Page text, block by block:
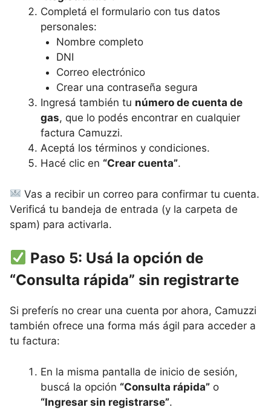
Completá el formulario con tus datos
personales:
Nombre completo
DNI
Correo electrónico
Crear una contraseña segura
Ingresá también tu número de cuenta de
gas, que lo podés encontrar en cualquier
factura Camuzzi.
Aceptá los términos y condiciones.
Hacé clic en “Crear cuenta”.
Vas a recibir un correo para confirmar tu cuenta.
Verificá tu bandeja de entrada (y la carpeta de
spam) para activarla.
Paso 5: Usá la opción de
“Consulta rápida” sin registrarte
Si preferís no crear una cuenta por ahora, Camuzzi
también ofrece una forma más ágil para acceder a
tu factura:
En la misma pantalla de inicio de sesión,
buscá la opción “Consulta rápida” o
“Ingresar sin registrarse”.